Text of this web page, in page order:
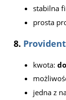
stabilna
prosta
8.
kwota:
jedna z